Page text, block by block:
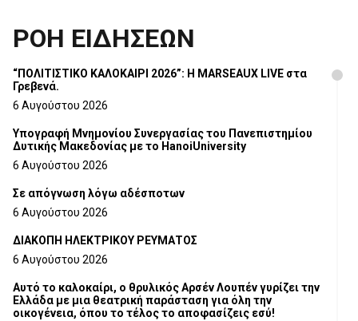
ΡΟΗ ΕΙΔΗΣΕΩΝ
“ΠΟΛΙΤΙΣΤΙΚΟ ΚΑΛΟΚΑΙΡΙ 2026”: Η MARSEAUX LIVE στα
Γρεβενά.
6 Αυγούστου 2026
Υπογραφή Μνημονίου Συνεργασίας του Πανεπιστημίου
Δυτικής Μακεδονίας με το HanoiUniversity
6 Αυγούστου 2026
Σε απόγνωση λόγω αδέσποτων
6 Αυγούστου 2026
ΔΙΑΚΟΠΗ ΗΛΕΚΤΡΙΚΟΥ ΡΕΥΜΑΤΟΣ
6 Αυγούστου 2026
Αυτό το καλοκαίρι, ο θρυλικός Αρσέν Λουπέν γυρίζει την
Ελλάδα με μια θεατρική παράσταση για όλη την
οικογένεια, όπου το τέλος το αποφασίζεις εσύ!